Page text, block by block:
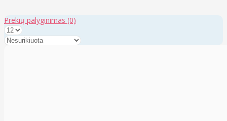
Prekių palyginimas (0)